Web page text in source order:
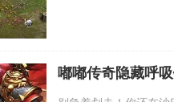
嘟嘟传奇隐藏呼